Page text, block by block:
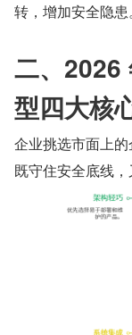
转，增加安全隐患。
二、2026
型四大核
企业挑选市面上
既守住安全底线，